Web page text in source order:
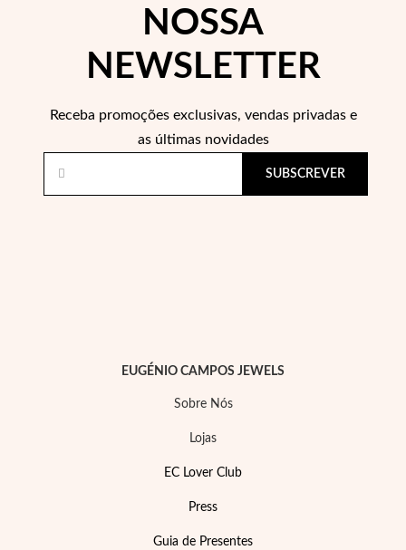
Wedding Season
NOSSA
NEWSLETTER
Receba promoções exclusivas, vendas privadas e
as últimas novidades
SUBSCREVER
EUGÉNIO CAMPOS JEWELS
Sobre Nós
Lojas
EC Lover Club
Press
Guia de Presentes